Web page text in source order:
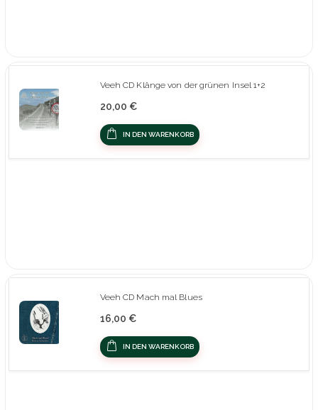
Veeh CD Klänge von der grünen Insel 1+2
20,00 €
IN DEN WARENKORB
Veeh CD Mach mal Blues
16,00 €
IN DEN WARENKORB